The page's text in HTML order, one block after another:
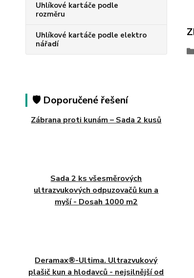
Uhlíkové kartáče podle
rozměru
Uhlíkové kartáče podle elektro
nářadí
🛡️ Doporučené řešení
Zábrana proti kunám – Sada 2 kusů
Sada 2 ks všesměrových
ultrazvukových odpuzovačů kun a
myší - Dosah 1000 m2
Deramax®-Ultima. Ultrazvukový
plašič kun a hlodavců - nejsilnější od